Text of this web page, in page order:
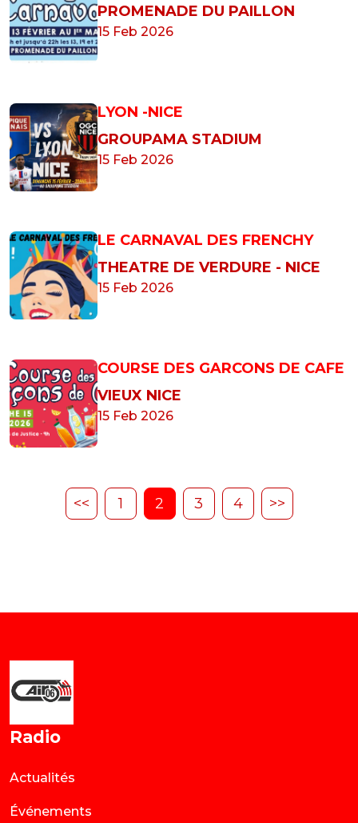
PROMENADE DU PAILLON
15 Feb 2026
LYON -NICE
GROUPAMA STADIUM
15 Feb 2026
LE CARNAVAL DES FRENCHY
THEATRE DE VERDURE - NICE
15 Feb 2026
COURSE DES GARCONS DE CAFE
VIEUX NICE
15 Feb 2026
<< 1 2 3 4 >>
Radio
Actualités
Événements